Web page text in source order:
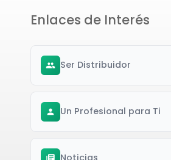
Enlaces de Interés
Ser Distribuidor
Un Profesional para Ti